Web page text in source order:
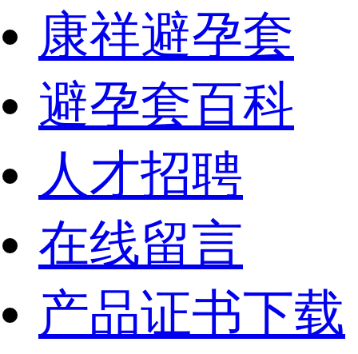
康祥避孕套
避孕套百科
人才招聘
在线留言
产品证书下载